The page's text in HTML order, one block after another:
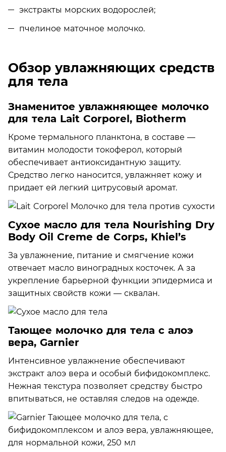
экстракты морских водорослей;
пчелиное маточное молочко.
Обзор увлажняющих средств
для тела
Знаменитое увлажняющее молочко
для тела Lait Corporel, Biotherm
Кроме термального планктона, в составе —
витамин молодости токоферол, который
обеспечивает антиоксидантную защиту.
Средство легко наносится, увлажняет кожу и
придает ей легкий цитрусовый аромат.
Сухое масло для тела Nourishing Dry
Body Oil Creme de Corps, Khiel’s
За увлажнение, питание и смягчение кожи
отвечает масло виноградных косточек. А за
укрепление барьерной функции эпидермиса и
защитных свойств кожи — сквалан.
Тающее молочко для тела с алоэ
вера, Garnier
Интенсивное увлажнение обеспечивают
экстракт алоэ вера и особый бифидокомплекс.
Нежная текстура позволяет средству быстро
впитываться, не оставляя следов на одежде.